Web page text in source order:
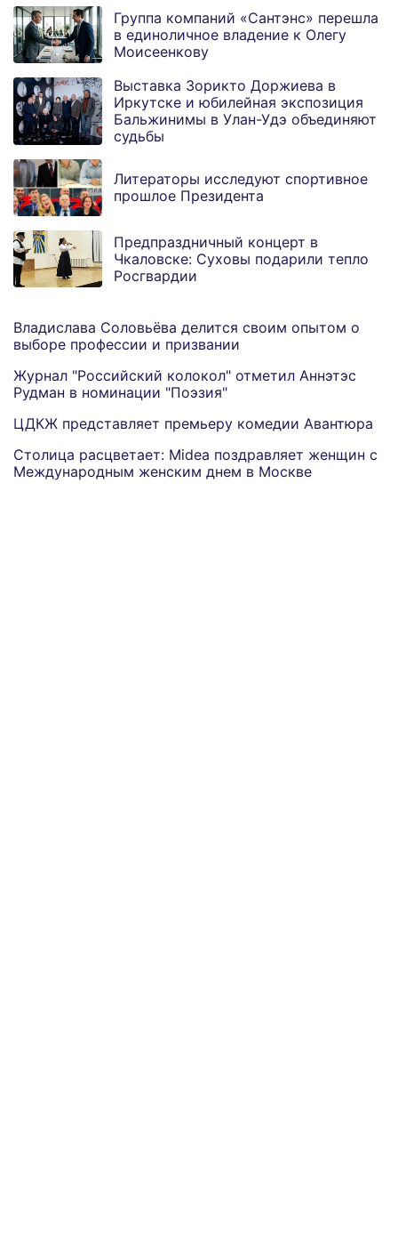
Группа компаний «Сантэнс» перешла
в единоличное владение к Олегу
Моисеенкову
Выставка Зорикто Доржиева в
Иркутске и юбилейная экспозиция
Бальжинимы в Улан-Удэ объединяют
судьбы
Литераторы исследуют спортивное
прошлое Президента
Предпраздничный концерт в
Чкаловске: Суховы подарили тепло
Росгвардии
Владислава Соловьёва делится своим опытом о
выборе профессии и призвании
Журнал "Российский колокол" отметил Аннэтэс
Рудман в номинации "Поэзия"
ЦДКЖ представляет премьеру комедии Авантюра
Столица расцветает: Midea поздравляет женщин с
Международным женским днем в Москве